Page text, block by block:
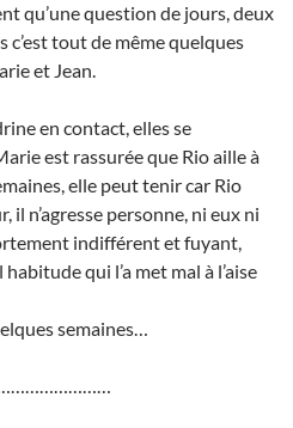
qu’une question de jours, deux
c’est tout de même quelques
et Jean.
en contact, elles se
est rassurée que Rio aille à
elle peut tenir car Rio
il n’agresse personne, ni eux ni
indifférent et fuyant,
qui l’a met mal à l’aise
semaines…